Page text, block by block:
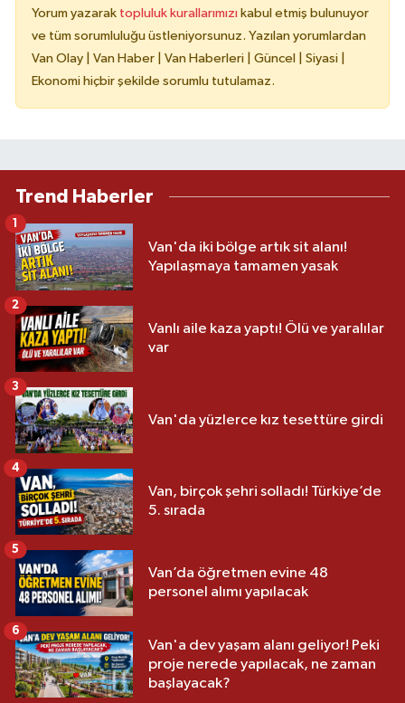
Yorum yazarak topluluk kurallarımızı kabul etmiş bulunuyor
ve tüm sorumluluğu üstleniyorsunuz. Yazılan yorumlardan
Van Olay | Van Haber | Van Haberleri | Güncel | Siyasi |
Ekonomi hiçbir şekilde sorumlu tutulamaz.
Trend Haberler
Van'da iki bölge artık sit alanı!
Yapılaşmaya tamamen yasak
1
Vanlı aile kaza yaptı! Ölü ve yaralılar
var
2
Van'da yüzlerce kız tesettüre girdi
3
Van, birçok şehri solladı! Türkiye’de
5. sırada
4
Van’da öğretmen evine 48
personel alımı yapılacak
5
Van'a dev yaşam alanı geliyor! Peki
proje nerede yapılacak, ne zaman
başlayacak?
6